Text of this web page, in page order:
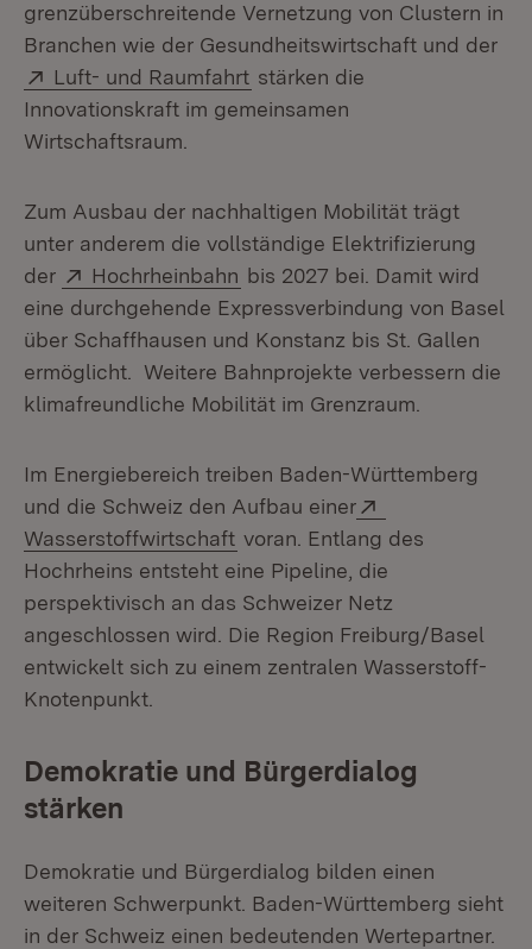
grenzüberschreitende Vernetzung von Clustern in
Branchen wie der Gesundheitswirtschaft und der
Extern:
Luft- und Raumfahrt (Öffnet in neuem Fenster)
stärken die
Innovationskraft im gemeinsamen
Wirtschaftsraum.
Zum Ausbau der nachhaltigen Mobilität trägt
unter anderem die vollständige Elektrifizierung
der
Extern:
Hochrheinbahn (Öffnet in neuem Fenster)
bis 2027 bei. Damit wird
eine durchgehende Expressverbindung von Basel
über Schaffhausen und Konstanz bis St. Gallen
ermöglicht. Weitere Bahnprojekte verbessern die
klimafreundliche Mobilität im Grenzraum.
Im Energiebereich treiben Baden-Württemberg
und die Schweiz den Aufbau einer
Wasserstoffwirtschaft (Öffnet in neuem Fenster)
voran. Entlang des
Hochrheins entsteht eine Pipeline, die
perspektivisch an das Schweizer Netz
angeschlossen wird. Die Region Freiburg/Basel
entwickelt sich zu einem zentralen Wasserstoff-
Knotenpunkt.
Demokratie und Bürgerdialog
stärken
Demokratie und Bürgerdialog bilden einen
weiteren Schwerpunkt. Baden-Württemberg sieht
in der Schweiz einen bedeutenden Wertepartner.